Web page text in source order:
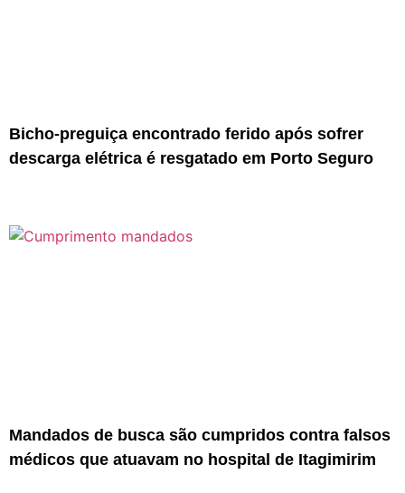
Bicho-preguiça encontrado ferido após sofrer
descarga elétrica é resgatado em Porto Seguro
Mandados de busca são cumpridos contra falsos
médicos que atuavam no hospital de Itagimirim